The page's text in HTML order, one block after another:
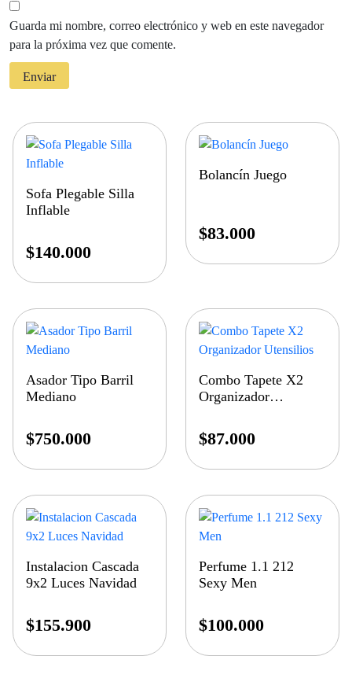
Guarda mi nombre, correo electrónico y web en este navegador
para la próxima vez que comente.
Sofa Plegable Silla
Inflable
$140.000
Bolancín Juego
$83.000
Asador Tipo Barril
Mediano
$750.000
Combo Tapete X2
Organizador
$87.000
Instalacion Cascada
9x2 Luces Navidad
$155.900
Perfume 1.1 212
Sexy Men
$100.000